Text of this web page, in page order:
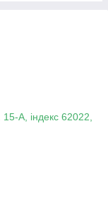
А, індекс 62022,